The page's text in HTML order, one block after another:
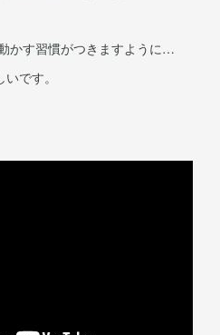
かす習慣がつきますように…
です。